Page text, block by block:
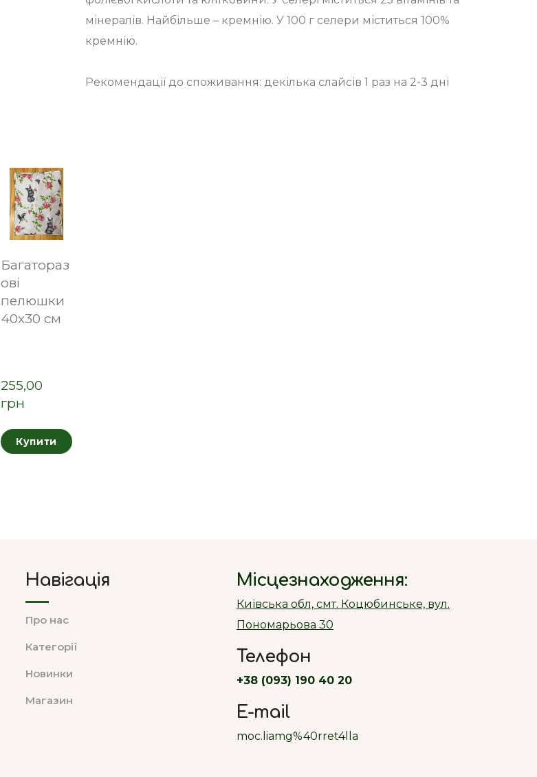
мінералів. Найбільше – кремнію. У 100 г селери міститься 100%
кремнію.
Рекомендації до споживання: декілька слайсів 1 раз на 2-3 дні
Багатораз
ові
пелюшки
40х30 см
255,00
грн
Купити
Навігація
Про нас
Категорії
Новинки
Магазин
Місцезнаходження:
Київська обл, смт. Коцюбинське, вул.
Пономарьова 30
Телефон
+38 (093) 190 40 20
E-mail
moc.liamg%40rret4lla